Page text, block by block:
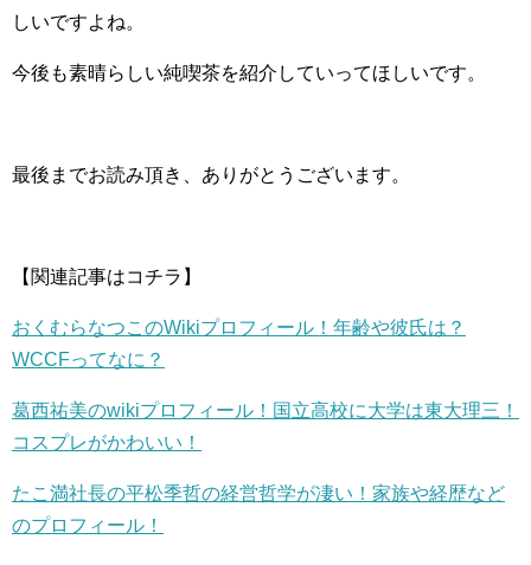
しいですよね。
今後も素晴らしい純喫茶を紹介していってほしいです。
最後までお読み頂き、ありがとうございます。
【関連記事はコチラ】
おくむらなつこのWikiプロフィール！年齢や彼氏は？
WCCFってなに？
葛西祐美のwikiプロフィール！国立高校に大学は東大理三！
コスプレがかわいい！
たこ満社長の平松季哲の経営哲学が凄い！家族や経歴など
のプロフィール！